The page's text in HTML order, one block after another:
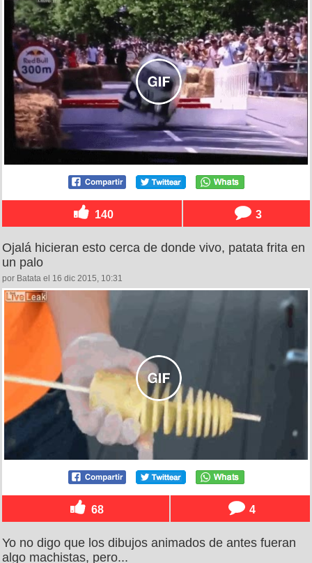
140 3
Ojalá hicieran esto cerca de donde vivo, patata frita en
un palo
por Batata el 16 dic 2015, 10:31
68 4
Yo no digo que los dibujos animados de antes fueran
algo machistas, pero...